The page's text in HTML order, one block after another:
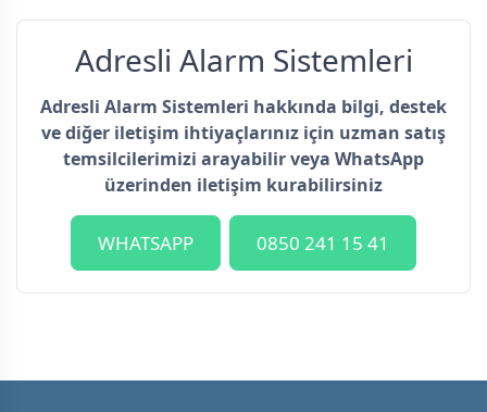
Adresli Alarm Sistemleri
Adresli Alarm Sistemleri hakkında bilgi, destek
ve diğer iletişim ihtiyaçlarınız için uzman satış
temsilcilerimizi arayabilir veya WhatsApp
üzerinden iletişim kurabilirsiniz
WHATSAPP 0850 241 15 41